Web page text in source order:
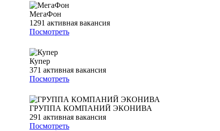
МегаФон
1291 активная вакансия
Посмотреть
Купер
371 активная вакансия
Посмотреть
ГРУППА КОМПАНИЙ ЭКОНИВА
291 активная вакансия
Посмотреть